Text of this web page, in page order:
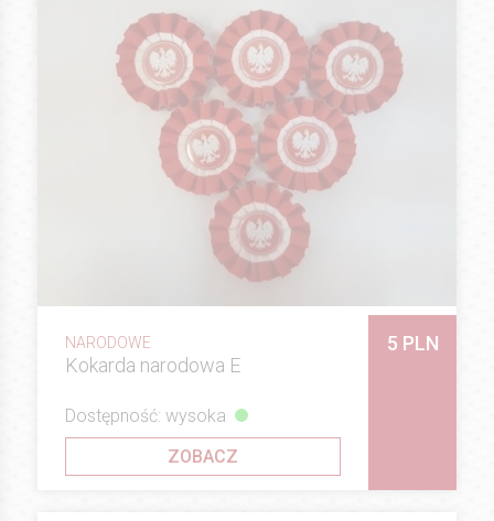
NARODOWE
Kokarda narodowa E
5 PLN
Dostępność: wysoka
ZOBACZ